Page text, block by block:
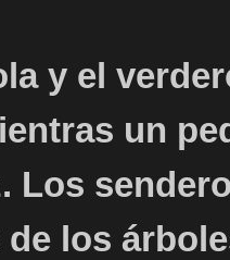
y el
un
Los
los